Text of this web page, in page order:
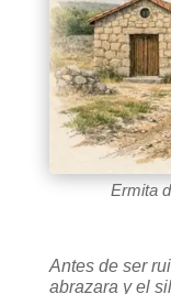
Ermita
Antes de ser
abrazara y el